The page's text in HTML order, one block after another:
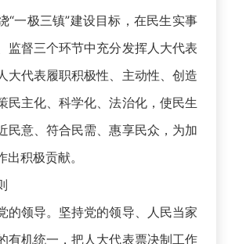
“一极三镇”建设目标，在民生实事
监督三个环节中充分发挥人大代表
大代表履职积极性、主动性、创造
民主化、科学化、法治化，使民生
民意、符合民需、惠享民众，为加
积极贡献。
领导。坚持党的领导、人民当家
有机统一，把人大代表票决制工作